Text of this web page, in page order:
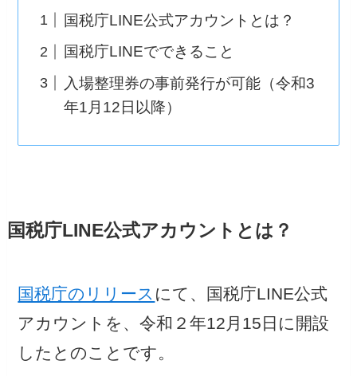
国税庁LINE公式アカウントとは？
国税庁LINEでできること
入場整理券の事前発行が可能（令和3
年1月12日以降）
国税庁LINE公式アカウントとは？
国税庁のリリース にて、国税庁LINE公式
アカウントを、令和２年12月15日に開設
したとのことです。